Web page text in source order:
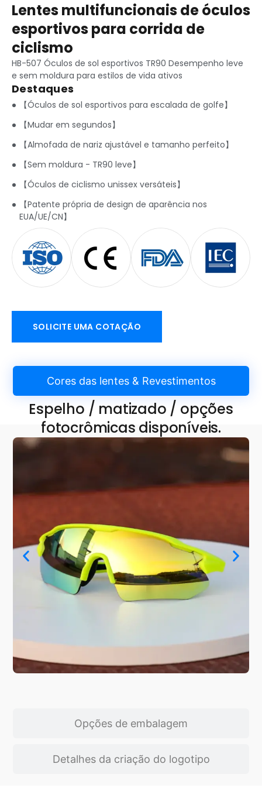
Lentes multifuncionais de óculos
esportivos para corrida de
ciclismo
HB-507 Óculos de sol esportivos TR90 Desempenho leve
e sem moldura para estilos de vida ativos
Destaques
【Óculos de sol esportivos para escalada de golfe】
【Mudar em segundos】
【Almofada de nariz ajustável e tamanho perfeito】
【Sem moldura - TR90 leve】
【Óculos de ciclismo unissex versáteis】
【Patente própria de design de aparência nos
EUA/UE/CN】
SOLICITE UMA COTAÇÃO
Cores das lentes & Revestimentos
Opções de embalagem
Detalhes da criação do logotipo
Espelho / matizado / opções
fotocrômicas disponíveis.